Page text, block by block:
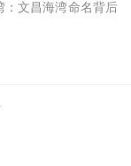
：文昌海湾命名背后